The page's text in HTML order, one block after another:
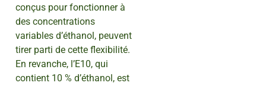
conçus pour fonctionner à
des concentrations
variables d’éthanol, peuvent
tirer parti de cette flexibilité.
En revanche, l’E10, qui
contient 10 % d’éthanol, est